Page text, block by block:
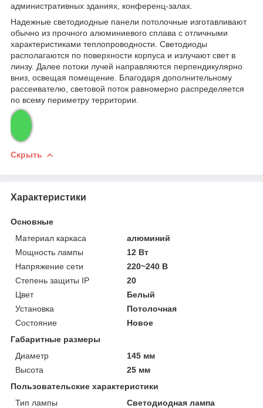
административных зданиях, конференц-залах.
Надежные светодиодные панели потолочные изготавливают
обычно из прочного алюминиевого сплава с отличными
характеристиками теплопроводности. Светодиоды
располагаются по поверхности корпуса и излучают свет в
линзу. Далее потоки лучей направляются перпендикулярно
вниз, освещая помещение. Благодаря дополнительному
рассеивателю, световой поток равномерно распределяется
по всему периметру территории.
Скрыть
Характеристики
Основные
Материал каркаса
алюминий
Мощность лампы
12 Вт
Напряжение сети
220~240 В
Степень защиты IP
20
Цвет
Белый
Установка
Потолочная
Состояние
Новое
Габаритные размеры
Диаметр
145 мм
Высота
25 мм
Пользовательские характеристики
Тип лампы
Светодиодная лампа